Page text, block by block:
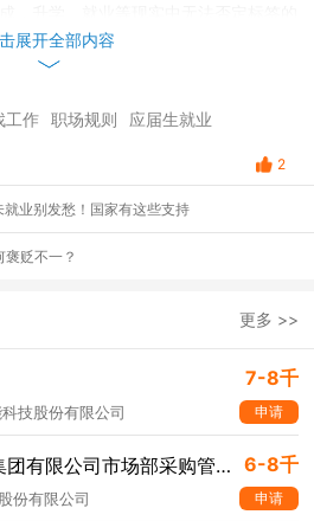
业在招聘信息中明确标注了“985/211本
就业市
歧视”，即用人单位会对应聘者的本科院
，平均2.5次面试就可获得一份录用通
211院校求职者成功拿到录用通知的人
者的1.8倍，这也在一定程度上说明“第
用人单位由看中应聘者的“最高学历”转
是时下取得“最高学历”的渠道众多，势
学历含有水分，此时第一学历的高低直
展开全部内容
工作 职场规则 应届生就业
2
业别发愁！国家有这些支持
贬不一？
更多 >>
7-8千
技股份有限公司 申请
海南瑞橡热带经济投资集团有限公司市场部采购管理岗 6-8千
份有限公司 申请